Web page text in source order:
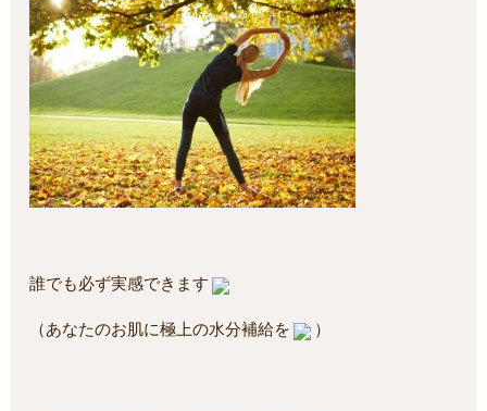
誰でも必ず実感できます
（あなたのお肌に極上の水分補給を ）